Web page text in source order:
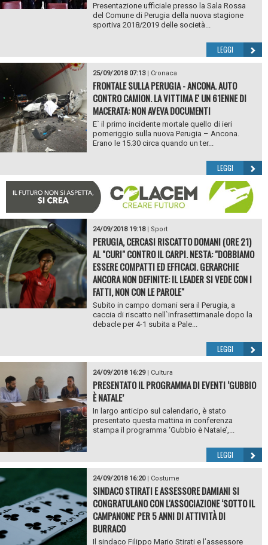
Presentazione ufficiale presso la Sala Rossa
del Comune di Perugia della nuova stagione
sportiva 2018/2019 delle società...
LEGGI
25/09/2018 07:13| Cronaca
FRONTALE SULLA PERUGIA - ANCONA. AUTO
CONTRO CAMION. LA VITTIMA E' UN 61ENNE DI
MACERATA: NON AVEVA DOCUMENTI
E` il primo incidente mortale quello di ieri
pomeriggio sulla nuova Perugia – Ancona.
Erano le 15.30 circa quando un ter...
LEGGI
24/09/2018 19:18| Sport
PERUGIA, CERCASI RISCATTO DOMANI (ORE 21)
AL "CURI" CONTRO IL CARPI. NESTA: "DOBBIAMO
ESSERE COMPATTI ED EFFICACI. GERARCHIE
ANCORA NON DEFINITE: IL LEADER SI VEDE CON I
FATTI, NON CON LE PAROLE"
Subito in campo domani sera il Perugia, a
caccia di riscatto nell`infrasettimanale dopo la
debacle per 4-1 subita a Pale...
LEGGI
24/09/2018 16:29| Cultura
PRESENTATO IL PROGRAMMA DI EVENTI ‘GUBBIO
È NATALE’
In largo anticipo sul calendario, è stato
presentato questa mattina in conferenza
stampa il programma ‘Gubbio è Natale’,...
LEGGI
24/09/2018 16:20| Costume
SINDACO STIRATI E ASSESSORE DAMIANI SI
CONGRATULANO CON L'ASSOCIAZIONE ‘SOTTO IL
CAMPANONE' PER 5 ANNI DI ATTIVITÀ DI
BURRACO
Il sindaco Filippo Mario Stirati e l’assessore